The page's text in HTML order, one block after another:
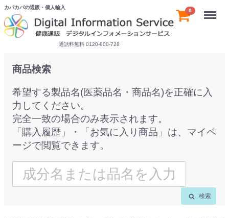
カバカバの通販・個人輸入
通話料無料 0120-800-728
0 Menu
商品検索
希望する製品名(医薬品名・商品名)を正確に入
力してください。
完全一致の場合のみ表示されます。
「購入履歴」・「お気に入り商品」は、マイペ
ージで閲覧できます。
検索